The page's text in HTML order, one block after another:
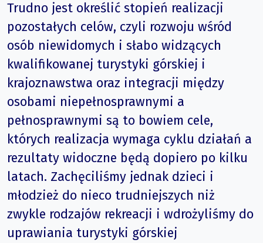
Trudno jest określić stopień realizacji
pozostałych celów, czyli rozwoju wśród
osób niewidomych i słabo widzących
kwalifikowanej turystyki górskiej i
krajoznawstwa oraz integracji między
osobami niepełnosprawnymi a
pełnosprawnymi są to bowiem cele,
których realizacja wymaga cyklu działań a
rezultaty widoczne będą dopiero po kilku
latach. Zachęciliśmy jednak dzieci i
młodzież do nieco trudniejszych niż
zwykle rodzajów rekreacji i wdrożyliśmy do
uprawiania turystyki górskiej